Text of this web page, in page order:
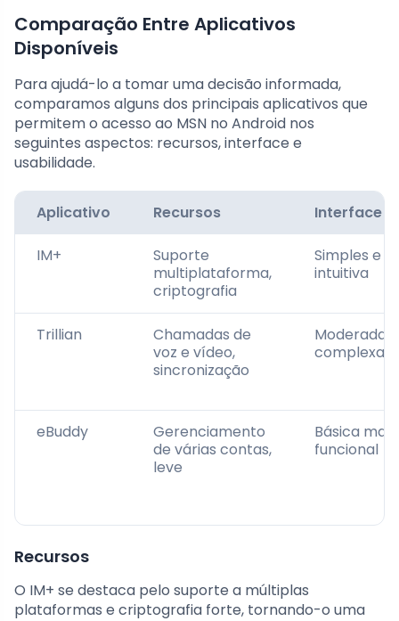
Comparação Entre Aplicativos
Disponíveis
Para ajudá-lo a tomar uma decisão informada,
comparamos alguns dos principais aplicativos que
permitem o acesso ao MSN no Android nos
seguintes aspectos: recursos, interface e
usabilidade.
Aplicativo Recursos Interface
IM+
Suporte
multiplataforma,
criptografia
Simples e
intuitiva
Trillian
Chamadas de
voz e vídeo,
sincronização
complexa
eBuddy
Gerenciamento
de várias contas,
leve
Básica mas
funcional
Recursos
O IM+ se destaca pelo suporte a múltiplas
plataformas e criptografia forte, tornando-o uma